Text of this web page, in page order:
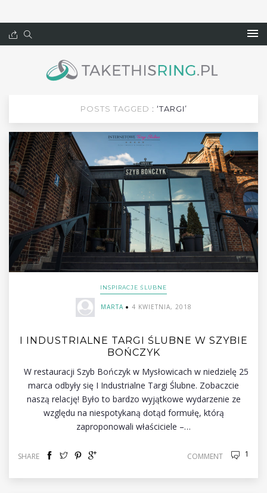
POSTS TAGGED : ‘TARGI’
INSPIRACJE ŚLUBNE
MARTA 4 KWIETNIA, 2018
I INDUSTRIALNE TARGI ŚLUBNE W SZYBIE
BOŃCZYK
W restauracji Szyb Bończyk w Mysłowicach w niedzielę 25
marca odbyły się I Industrialne Targi Ślubne. Zobaczcie
naszą relację! Było to bardzo wyjątkowe wydarzenie ze
względu na niespotykaną dotąd formułę, którą
zaproponowali właściciele –…
SHARE COMMENT 1